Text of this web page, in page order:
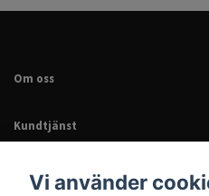
Om oss
Kundtjänst
Läs mer
Vi använder